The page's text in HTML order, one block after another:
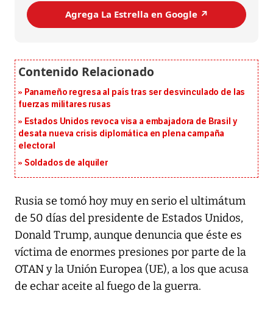
Agrega La Estrella en Google ↗️
Panameño regresa al país tras ser desvinculado de las
fuerzas militares rusas
Estados Unidos revoca visa a embajadora de Brasil y
desata nueva crisis diplomática en plena campaña
electoral
Soldados de alquiler
Rusia se tomó hoy muy en serio el ultimátum
de 50 días del presidente de Estados Unidos,
Donald Trump, aunque denuncia que éste es
víctima de enormes presiones por parte de la
OTAN y la Unión Europea (UE), a los que acusa
de echar aceite al fuego de la guerra.